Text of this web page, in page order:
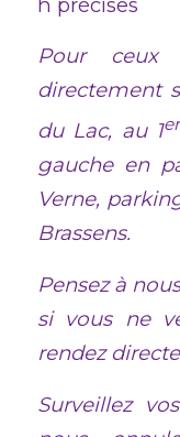
Pour ceux
directement
du Lac, au 1er
gauche en
Verne,
Brassens.
Pensez à
si vous ne
rendez
Surveillez